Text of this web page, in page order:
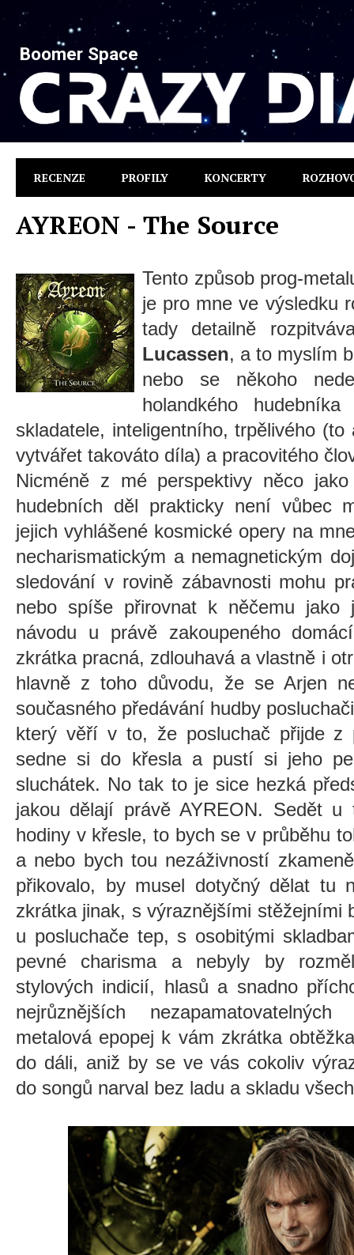
Boomer Space
RECENZE PROFILY KONCERTY
AYREON - The Source
Tento způsob prog-
je pro mne ve výsledku
tady detailně
Lucassen, a to myslím
nebo se někoho
holandkého
skladatele, inteligentního, trpělivého
vytvářet takováto díla) a pracovitého
Nicméně z mé perspektivy něco
hudebních děl prakticky není vůbec
jejich vyhlášené kosmické opery na
necharismatickým a nemagnetickým
sledování v rovině zábavnosti mohu
nebo spíše přirovnat k něčemu jako
návodu u právě zakoupeného
zkrátka pracná, zdlouhavá a vlastně i
hlavně z toho důvodu, že se Arjen
současného předávání hudby
který věří v to, že posluchač přijde z
sedne si do křesla a pustí si jeho
sluchátek. No tak to je sice hezká
jakou dělají právě AYREON. Sedět u
hodiny v křesle, to bych se v průběhu
a nebo bych tou nezáživností
přikovalo, by musel dotyčný dělat tu
zkrátka jinak, s výraznějšími stěžejními
u posluchače tep, s osobitými
pevné charisma a nebyly by
stylových indicií, hlasů a snadno
nejrůznějších
metalová epopej k vám zkrátka
do dáli, aniž by se ve vás cokoliv
do songů narval bez ladu a skladu